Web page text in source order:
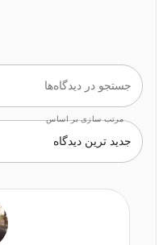
جستجو در دیدگاه‌ها
مرتب سازی بر اساس
جدید ترین دیدگاه